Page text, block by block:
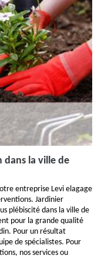
dans la ville de
entreprise Levi elagage
Jardinier
plébiscité dans la ville de
pour la grande qualité
Pour un résultat
de spécialistes. Pour
nos services ou